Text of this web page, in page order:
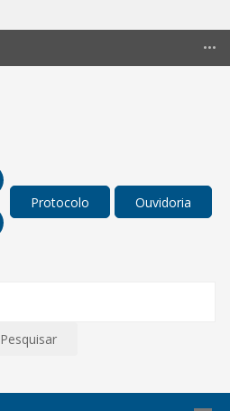
Comunica BR
•••
Pesquisar